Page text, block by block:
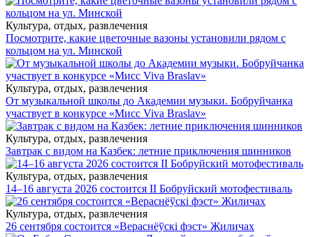
Культура, отдых, развлечения
Посмотрите, какие цветочные вазоны установили рядом с
кольцом на ул. Минской
Культура, отдых, развлечения
От музыкальной школы до Академии музыки. Бобруйчанка
участвует в конкурсе «Мисс Viva Braslav»
Культура, отдых, развлечения
Завтрак с видом на Казбек: летние приключения шинников
Культура, отдых, развлечения
14–16 августа 2026 состоится II Бобруйский мотофестиваль
Культура, отдых, развлечения
26 сентября состоится «Вераснёўскі фэст» Жиличах